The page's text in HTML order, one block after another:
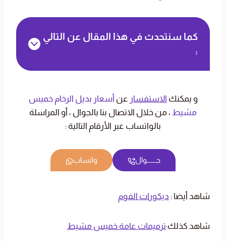
كما سنتحدث في هذا المقال عن التالي
:
و يمكنك الاستفسار عن أسعار بديل الرخام خميس
مشيط ، من خلال الاتصال بنا بالجوال ، أو المراسلة
بالواتساب عبر الأرقام التالية :
جــــــوال واتساب
شاهد أيضا : ديكورات الفوم
شاهد كذلك:ترميمات عامة خميس مشيط